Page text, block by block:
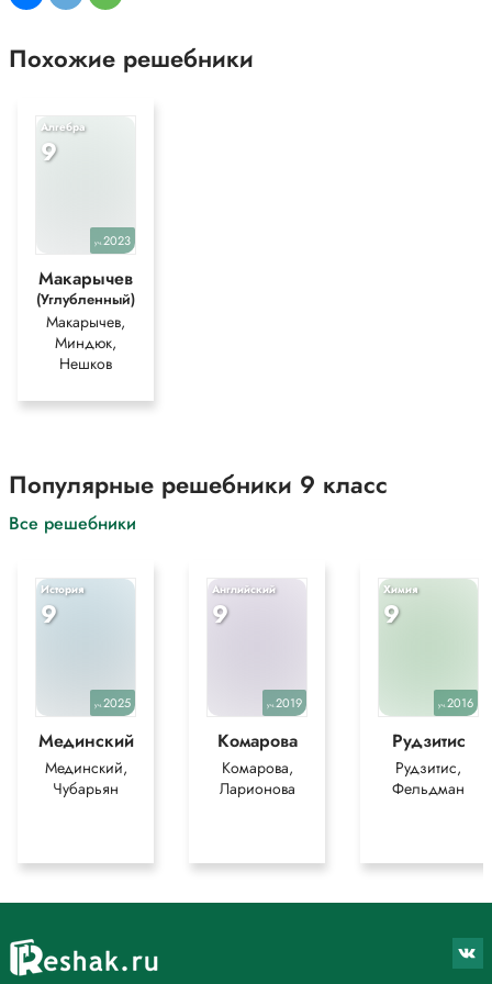
Похожие решебники
Алгебра
9
уч.2023
Макарычев
(Углубленный)
Макарычев,
Миндюк,
Нешков
Популярные решебники 9 класс
Все решебники
История
9
уч.2025
Мединский
Мединский,
Чубарьян
Английский
9
уч.2019
Комарова
Комарова,
Ларионова
Химия
9
уч.2016
Рудзитис
Рудзитис,
Фельдман